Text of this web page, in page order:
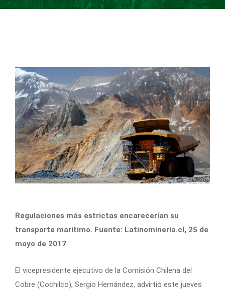
Regulaciones más estrictas encarecerían su
transporte marítimo. Fuente: Latinominería.cl, 25 de
mayo de 2017
El vicepresidente ejecutivo de la Comisión Chilena del
Cobre (Cochilco), Sergio Hernández, advirtió este jueves